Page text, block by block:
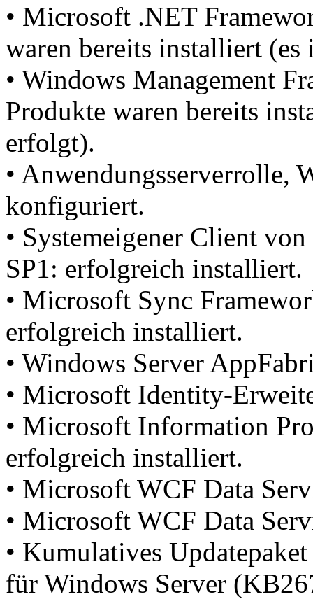
• Microsoft .NET
waren bereits installiert
• Windows Management
Produkte waren bereits
erfolgt).
• Anwendungsserverrolle,
konfiguriert.
• Systemeigener Client
SP1: erfolgreich installiert.
• Microsoft Sync
erfolgreich installiert.
• Windows Server
• Microsoft Identity-
• Microsoft Information
erfolgreich installiert.
• Microsoft WCF Data
• Microsoft WCF Data
• Kumulatives
für Windows Server